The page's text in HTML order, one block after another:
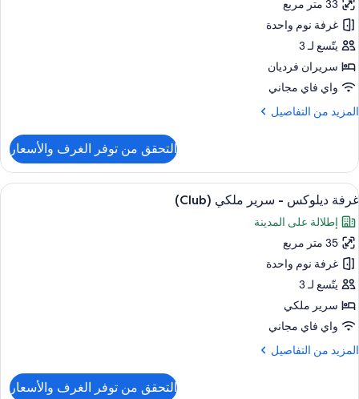
فردية
منفصلة
غرفة
كلاسيكية
بسريرين
منفصلين
-
سريران
فرديان
33 متر مربع
غرفة نوم واحدة
يتّسع لـ 3
سريران فرديان
واي فاي مجاني
المزيد من التفاصيل
المزيد
غرفة
كلاسيكية
بسريرين
منفصلين
-
سريران
فرديان
منفصلان
التحقق من توفر الغرف والأسعار
استعراض
جميع
صور
غرفة
ديلوكس
-
سرير
ملكي
أغطية فراش متميزة وعناصر مجانية
6
غرفة ديلوكس - سرير ملكي (Club)
إطلالة على المدينة
35 متر مربع
غرفة نوم واحدة
يتّسع لـ 3
سرير ملكي
واي فاي مجاني
المزيد من التفاصيل
المزيد
التحقق من توفر الغرف والأسعار